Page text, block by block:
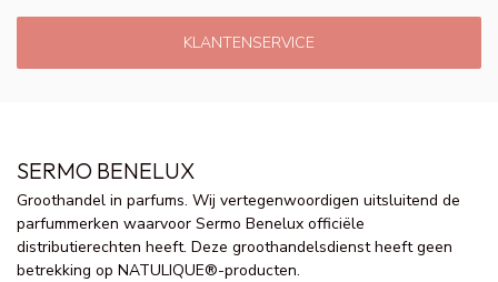
KLANTENSERVICE
SERMO BENELUX
Groothandel in parfums. Wij vertegenwoordigen uitsluitend de
parfummerken waarvoor Sermo Benelux officiële
distributierechten heeft. Deze groothandelsdienst heeft geen
betrekking op NATULIQUE®-producten.